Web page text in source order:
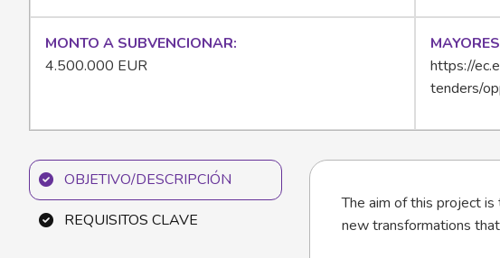
MONTO A SUBVENCIONAR
4.500.000 EUR
https://
tenders/
OBJETIVO/DESCRIPCIÓN
REQUISITOS CLAVE
The aim of this project
new transformations